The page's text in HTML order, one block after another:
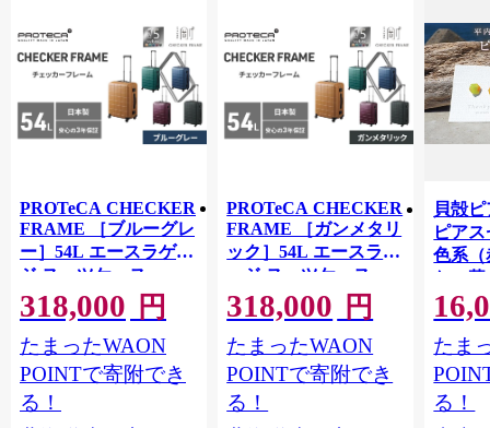
PROTeCA CHECKER
FRAME ［ブルーグレ
ー］54L エースラゲー
ジ スーツケース
［NO.00142（03）］
プロテカ チェッカー
フレーム 旅 キャリー
かばん バッグ 国産 日
本製 抗ウイルス仕様
318,000 円
たまったWAON
POINTで寄附でき
る！
PROTeCA CHECKER
FRAME ［ガンメタリ
ック］54L エースラゲ
ージ スーツケース
［NO.00142（02）］
プロテカ チェッカー
フレーム 旅 キャリー
かばん バッグ 国産 日
本製 抗ウイルス仕様
318,000 円
たまったWAON
POINTで寄附でき
る！
貝殻
ピア
色系（
ない
ピア
たて
チッ
ル 手
ド ア
ィース
たま
る！